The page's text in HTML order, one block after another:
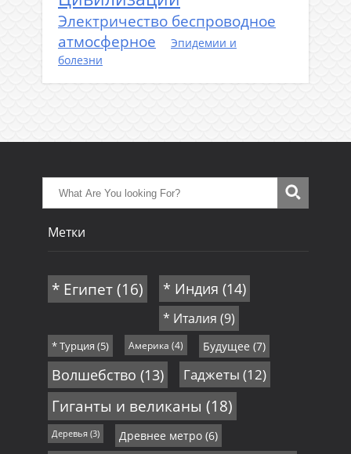
Электричество беспроводное
атмосферное
Эпидемии и
болезни
Метки
* Египет(16) * Индия (14)
* Италия (9)
* Турция (5) Америка (4) Будущее (7)
Волшебство (13) Гаджеты (12)
Гиганты и великаны (18)
Деревья(3) Древнее метро(6)